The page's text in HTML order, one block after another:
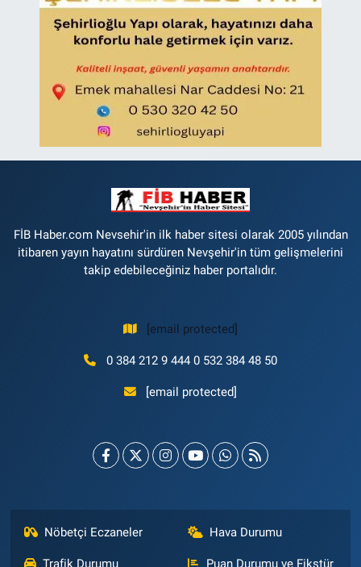
FİB Haber.com Nevsehir'in ilk haber sitesi olarak 2005 yılından
itibaren yayın hayatını sürdüren Nevşehir'in tüm gelişmelerini
takip edebileceğiniz haber portalıdır.
[email protected]
0 384 212 9 444 0 532 384 48 50
[email protected]
Nöbetçi Eczaneler Hava Durumu
Trafik Durumu Puan Durumu ve Fikstür